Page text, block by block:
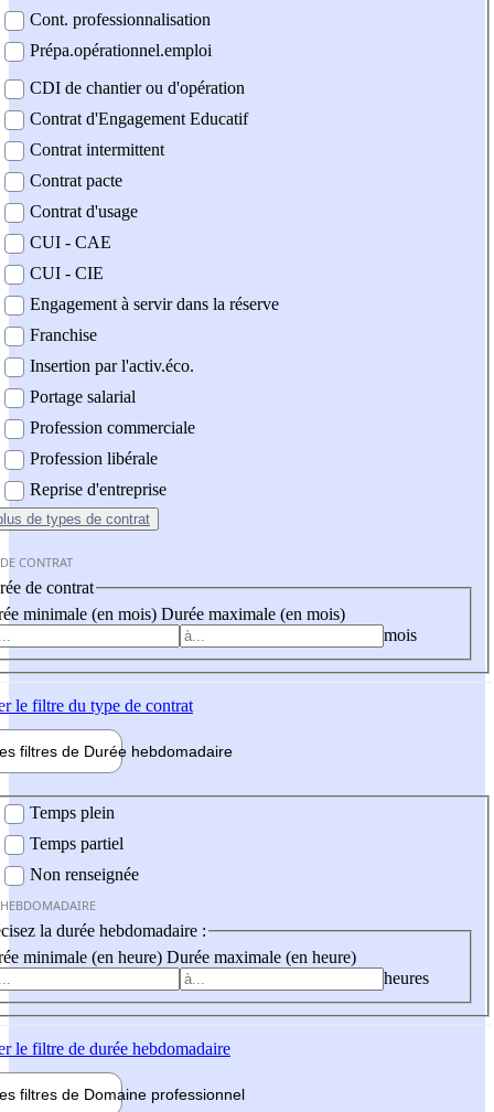
Cont. professionnalisation
Prépa.opérationnel.emploi
CDI de chantier ou d'opération
Contrat d'Engagement Educatif
Contrat intermittent
Contrat pacte
Contrat d'usage
CUI - CAE
CUI - CIE
Engagement à servir dans la réserve
Franchise
Insertion par l'activ.éco.
Portage salarial
Profession commerciale
Profession libérale
Reprise d'entreprise
de types de contrat
CONTRAT
de contrat
minimale (en mois) Durée maximale (en mois)
mois
le filtre du type de contrat
filtres de Durée hebdomadaire
Temps plein
Temps partiel
Non renseignée
la durée hebdomadaire :
minimale (en heure) Durée maximale (en heure)
heures
le filtre de durée hebdomadaire
filtres de Domaine professionnel